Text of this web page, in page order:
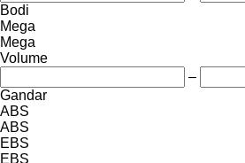
Bodi
Mega
Mega
Volume
–
Gandar
ABS
ABS
EBS
EBS